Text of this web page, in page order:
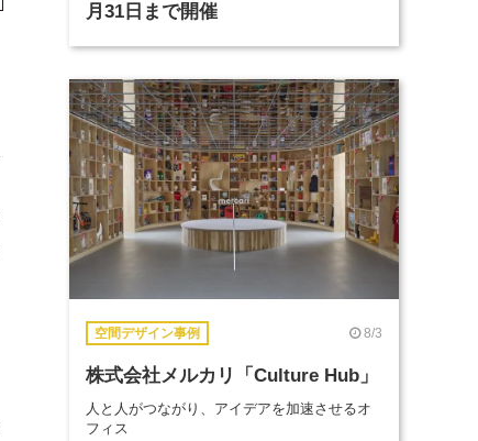
月31日まで開催
空間デザイン事例 8/3
株式会社メルカリ「Culture Hub」
人と人がつながり、アイデアを加速させるオ
フィス